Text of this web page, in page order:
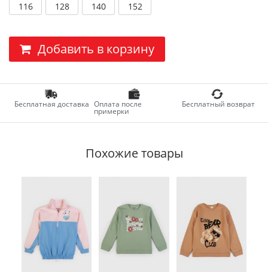
116 128 140 152
Добавить в корзину
Бесплатная доставка Оплата после
примерки
Бесплатный возврат
Похожие товары